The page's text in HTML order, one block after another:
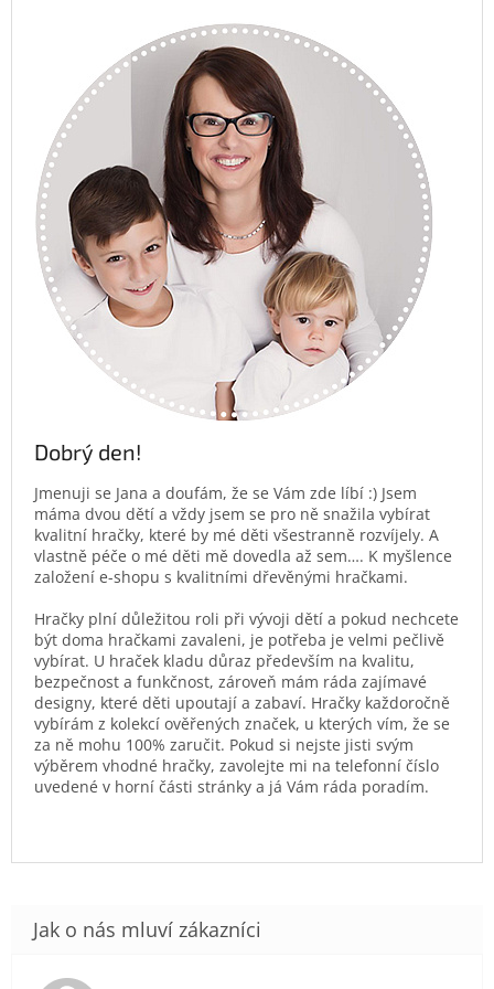
Dobrý den!
Jmenuji se Jana a doufám, že se Vám zde líbí :) Jsem
máma dvou dětí a vždy jsem se pro ně snažila vybírat
kvalitní hračky, které by mé děti všestranně rozvíjely. A
vlastně péče o mé děti mě dovedla až sem…. K myšlence
založení e-shopu s kvalitními dřevěnými hračkami.
Hračky plní důležitou roli při vývoji dětí a pokud nechcete
být doma hračkami zavaleni, je potřeba je velmi pečlivě
vybírat. U hraček kladu důraz především na kvalitu,
bezpečnost a funkčnost, zároveň mám ráda zajímavé
designy, které děti upoutají a zabaví. Hračky každoročně
vybírám z kolekcí ověřených značek, u kterých vím, že se
za ně mohu 100% zaručit. Pokud si nejste jisti svým
výběrem vhodné hračky, zavolejte mi na telefonní číslo
uvedené v horní části stránky a já Vám ráda poradím.